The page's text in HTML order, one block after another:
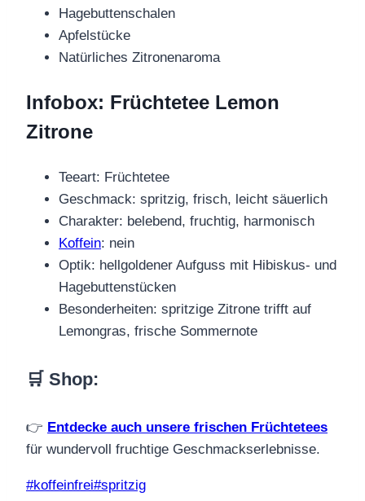
Hagebuttenschalen
Apfelstücke
Natürliches Zitronenaroma
Infobox: Früchtetee Lemon
Zitrone
Teeart: Früchtetee
Geschmack: spritzig, frisch, leicht säuerlich
Charakter: belebend, fruchtig, harmonisch
Koffein: nein
Optik: hellgoldener Aufguss mit Hibiskus- und
Hagebuttenstücken
Besonderheiten: spritzige Zitrone trifft auf
Lemongras, frische Sommernote
🛒 Shop:
👉 Entdecke auch unsere frischen Früchtetees
für wundervoll fruchtige Geschmackserlebnisse.
Schlagworte:
#koffeinfrei#spritzig